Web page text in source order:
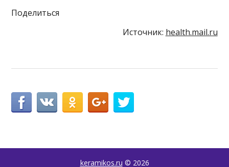
Поделиться
Источник: health.mail.ru
keramikos.ru © 2026